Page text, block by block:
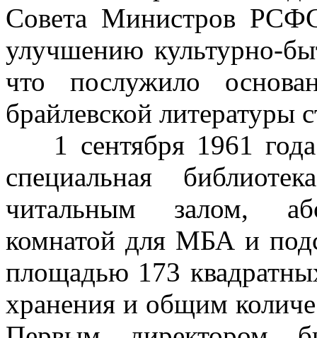
Совета Министров
улучшению культурно-
что послужило
брайлевской литературы
1 сентября 1961 года
специальная
читальным залом,
комнатой для МБА и
площадью 173
хранения и общим